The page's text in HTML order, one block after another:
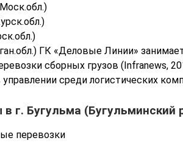
ГК «Деловые Линии»
сборных грузов (Infranews,
среди логистических
в г. Бугульма (Бугульминский
перевозки